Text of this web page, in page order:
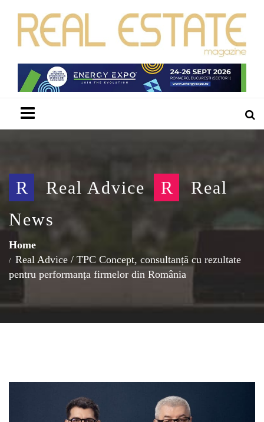
R Real Advice R
Real
News
Home
Real Advice / TPC Concept, consultanță cu rezultate
pentru performanța firmelor din România